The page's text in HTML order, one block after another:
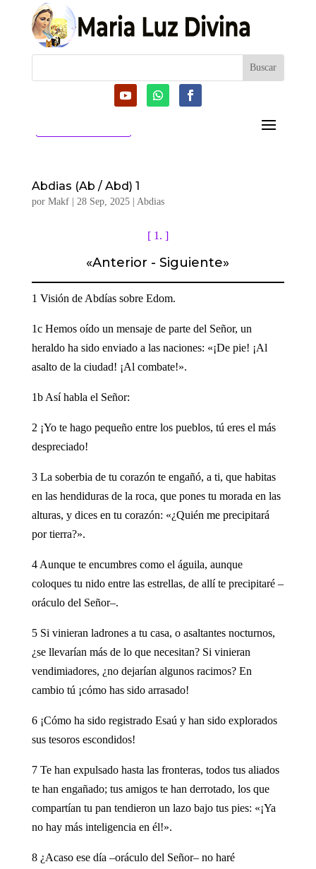
Abdias (Ab / Abd) 1
por Makf| 28 Sep, 2025| Abdias
[ 1. ]
«Anterior -Siguiente»
1 Visión de Abdías sobre Edom.
1c Hemos oído un mensaje de parte del Señor, un
heraldo ha sido enviado a las naciones: «¡De pie! ¡Al
asalto de la ciudad! ¡Al combate!».
1b Así habla el Señor:
2 ¡Yo te hago pequeño entre los pueblos, tú eres el más
despreciado!
3 La soberbia de tu corazón te engañó, a ti, que habitas
en las hendiduras de la roca, que pones tu morada en las
alturas, y dices en tu corazón: «¿Quién me precipitará
por tierra?».
4 Aunque te encumbres como el águila, aunque
coloques tu nido entre las estrellas, de allí te precipitaré –
oráculo del Señor–.
5 Si vinieran ladrones a tu casa, o asaltantes nocturnos,
¿se llevarían más de lo que necesitan? Si vinieran
vendimiadores, ¿no dejarían algunos racimos? En
cambio tú ¡cómo has sido arrasado!
6 ¡Cómo ha sido registrado Esaú y han sido explorados
sus tesoros escondidos!
7 Te han expulsado hasta las fronteras, todos tus aliados
te han engañado; tus amigos te han derrotado, los que
compartían tu pan tendieron un lazo bajo tus pies: «¡Ya
no hay más inteligencia en él!».
8 ¿Acaso ese día –oráculo del Señor– no haré